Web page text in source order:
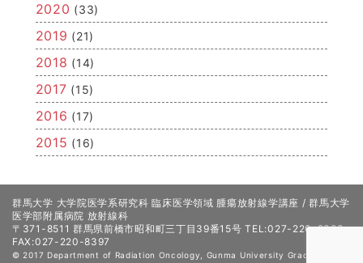
2020 (33)
2019 (21)
2018 (14)
2017 (15)
2016 (17)
2015 (16)
群馬大学 大学院医学系研究科 臨床医学領域 腫瘍放射線学講座 / 群馬大学
医学部附属病院 放射線科
〒371-8511 群馬県前橋市昭和町三丁目39番15号 TEL:027-220-8383
FAX:027-220-8397
© 2017 Department of Radiation Oncology, Gunma University Graduate